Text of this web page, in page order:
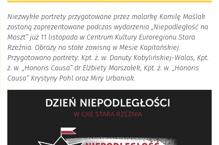
Niezwykłe portrety przygotowane przez malarkę Kamilę Maślak
zostaną zaprezentowane podczas wydarzenia „Niepodległość na
Maszt” już 11 listopada w Centrum Kultury Euroregionu Stara
Rzeźnia. Obrazy na stałe zawisną w Mesie Kapitańskiej.
Przygotowano portrety: Kpt. ż. w. Danuty Kobylińskiej-Walas, Kpt.
ż. w. „Honoris Causa” dr Elżbiety Marszałek, Kpt. ż. w. „Honoris
Causa” Krystyny Pohl oraz Miry Urbaniak.